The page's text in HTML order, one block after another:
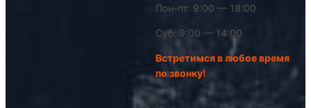
Пон-пт: 9:00 — 18:00
Суб: 9:00 — 14:00
Встретимся в любое время
по звонку!